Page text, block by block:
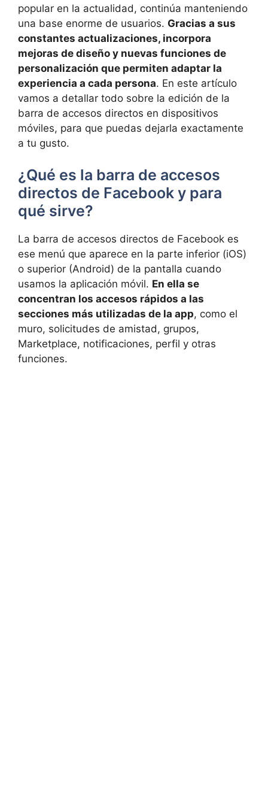
popular en la actualidad, continúa manteniendo
una base enorme de usuarios. Gracias a sus
constantes actualizaciones, incorpora
mejoras de diseño y nuevas funciones de
personalización que permiten adaptar la
experiencia a cada persona. En este artículo
vamos a detallar todo sobre la edición de la
barra de accesos directos en dispositivos
móviles, para que puedas dejarla exactamente
a tu gusto.
¿Qué es la barra de accesos
directos de Facebook y para
qué sirve?
La barra de accesos directos de Facebook es
ese menú que aparece en la parte inferior (iOS)
o superior (Android) de la pantalla cuando
usamos la aplicación móvil. En ella se
concentran los accesos rápidos a las
secciones más utilizadas de la app, como el
muro, solicitudes de amistad, grupos,
Marketplace, notificaciones, perfil y otras
funciones.